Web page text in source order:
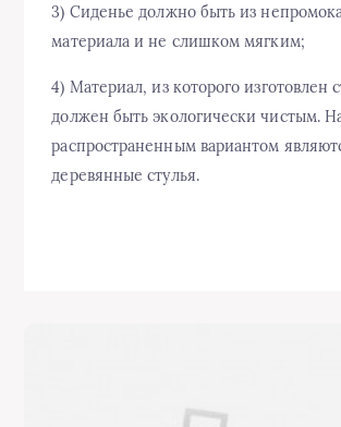
3) Сиденье должно быть из
материала и не слишком мягким;
4) Материал, из которого изготовлен
должен быть экологически чистым.
распространенным вариантом
деревянные стулья.